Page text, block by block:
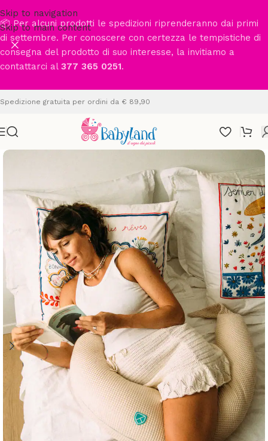
Skip to navigation
Skip to main content
📦 Per alcuni prodotti le spedizioni riprenderanno dai primi
di settembre. Per conoscere con certezza le tempistiche di
consegna del prodotto di suo interesse, la invitiamo a
contattarci al 377 365 0251.
Spedizione gratuita per ordini da € 89,90